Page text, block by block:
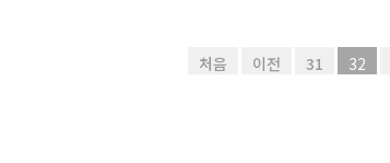
처음 이전 31 32